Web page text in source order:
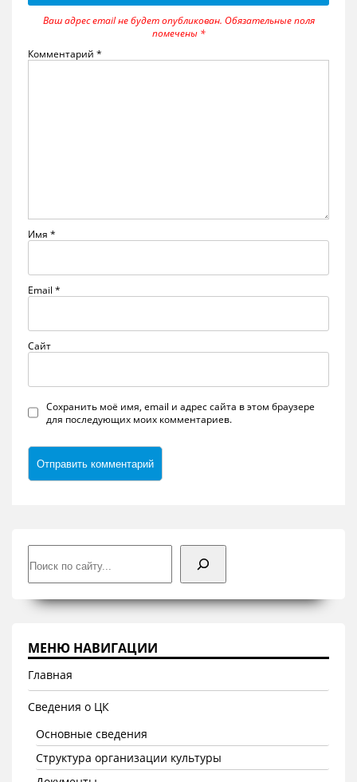
Ваш адрес email не будет опубликован. Обязательные поля
помечены *
Комментарий *
Имя *
Email *
Сайт
Сохранить моё имя, email и адрес сайта в этом браузере
для последующих моих комментариев.
МЕНЮ НАВИГАЦИИ
Главная
Сведения о ЦК
Основные сведения
Структура организации культуры